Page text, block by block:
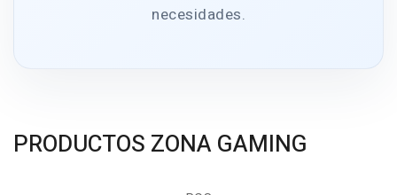
necesidades.
PRODUCTOS ZONA GAMING